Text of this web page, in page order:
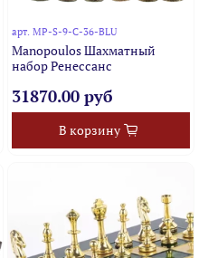
арт. MP-S-9-C-36-BLU
Manopoulos Шахматный
набор Ренессанс
31870.00 руб
В корзину